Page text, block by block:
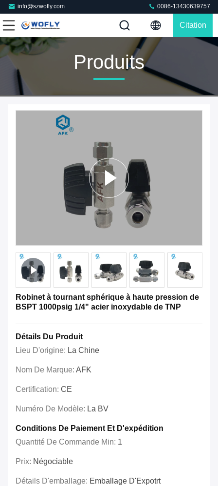
info@szwofly.com 0086-13430639757
Citation
Produits
Robinet à tournant sphérique à haute pression de
BSPT 1000psig 1/4" acier inoxydable de TNP
Détails Du Produit
Lieu D'origine: La Chine
Nom De Marque: AFK
Certification: CE
Numéro De Modèle: La BV
Conditions De Paiement Et D'expédition
Quantité De Commande Min: 1
Prix: Négociable
Détails D'emballage: Emballage D'Expotrt